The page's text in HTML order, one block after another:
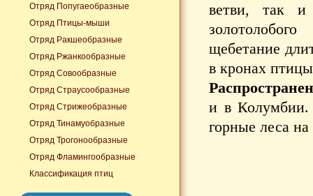
ветви, так и
щебетание
в кронах
и в Колумбии.
горные леса
Отряд Попугаеобразные
Отряд Птицы-мыши
Отряд Ракшеобразные
Отряд Ржанкообразные
Отряд Совообразные
Отряд Страусообразные
Отряд Стрижеобразные
Отряд Тинамуобразные
Отряд Трогонообразные
Отряд Фламингообразные
Классификация птиц